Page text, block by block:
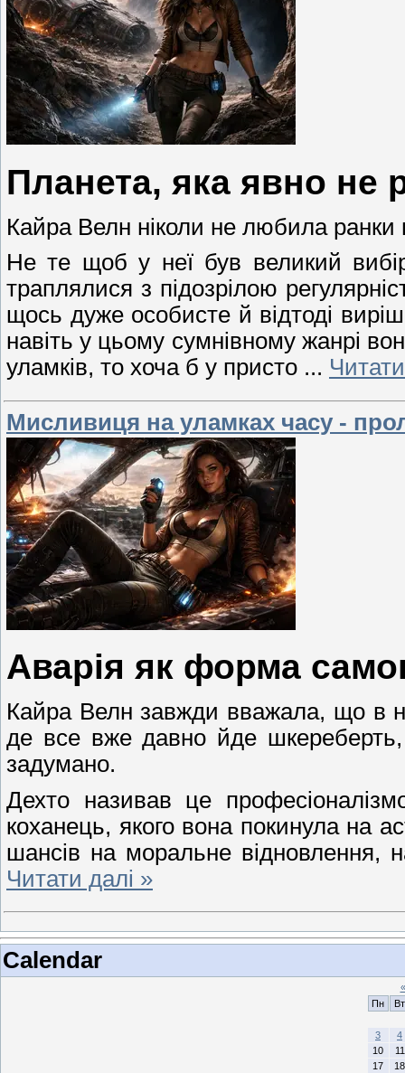
Планета, яка явно не
Кайра Велн ніколи не любила ранки
Не те щоб у неї був великий
траплялися з підозрілою
щось дуже особисте й відтоді
навіть у цьому сумнівному жанрі
уламків, то хоча б у присто ...
Мисливиця на уламках часу -
Аварія як форма
Кайра Велн завжди вважала, що в
де все вже давно йде шкереберть,
задумано.
Дехто називав це
коханець, якого вона покинула на
шансів на моральне відновлення,
Читати далі »
Calendar
«
Пн
Вт
3
4
10
11
17
18